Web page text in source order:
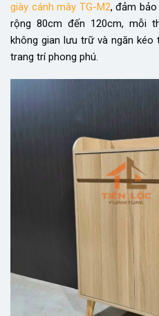
giày cánh mây TG-M2, đảm
rộng 80cm đến 120cm, mỗi
không gian lưu trữ và ngăn
trang trí phong phú.